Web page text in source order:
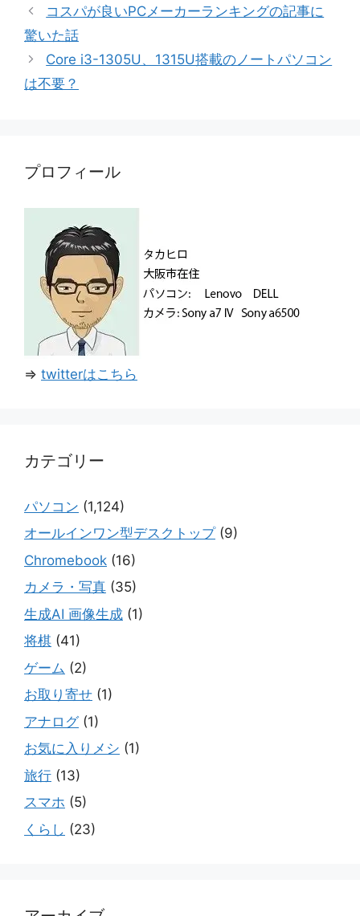
リ
ー
コスパが良いPCメーカーランキングの記事に
驚いた話
Core i3-1305U、1315U搭載のノートパソコン
は不要？
プロフィール
⇒ twitterはこちら
カテゴリー
パソコン (1,124)
オールインワン型デスクトップ(9)
Chromebook (16)
カメラ・写真 (35)
生成AI 画像生成 (1)
将棋 (41)
ゲーム (2)
お取り寄せ (1)
アナログ(1)
お気に入りメシ (1)
旅行 (13)
スマホ (5)
くらし (23)